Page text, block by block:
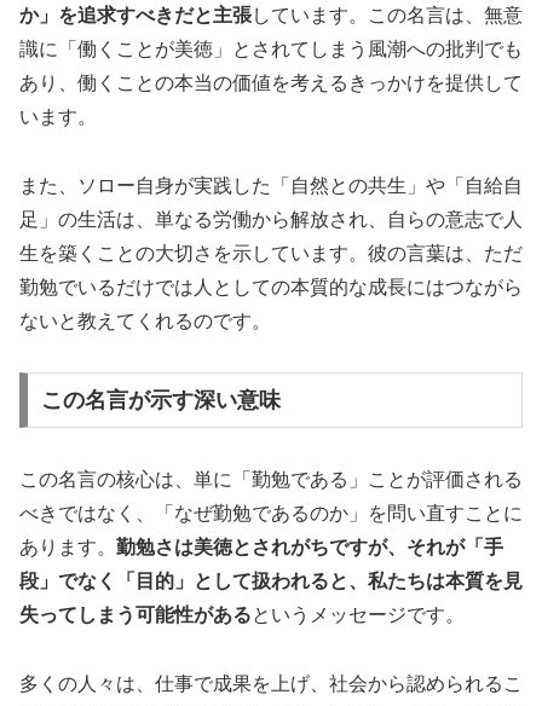
か」を追求すべきだと主張しています。この名言は、無意
識に「働くことが美徳」とされてしまう風潮への批判でも
あり、働くことの本当の価値を考えるきっかけを提供して
います。
また、ソロー自身が実践した「自然との共生」や「自給自
足」の生活は、単なる労働から解放され、自らの意志で人
生を築くことの大切さを示しています。彼の言葉は、ただ
勤勉でいるだけでは人としての本質的な成長にはつながら
ないと教えてくれるのです。
この名言が示す深い意味
この名言の核心は、単に「勤勉である」ことが評価される
べきではなく、「なぜ勤勉であるのか」を問い直すことに
あります。 勤勉さは美徳とされがちですが、それが「手
段」でなく「目的」として扱われると、私たちは本質を見
失ってしまう可能性があるというメッセージです。
多くの人々は、仕事で成果を上げ、社会から認められるこ